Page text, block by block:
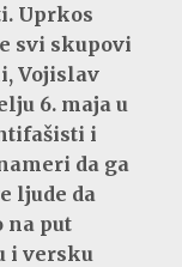
Uprkos
svi skupovi
Vojislav
6. maja u
i
da ga
ljude da
na put
i versku